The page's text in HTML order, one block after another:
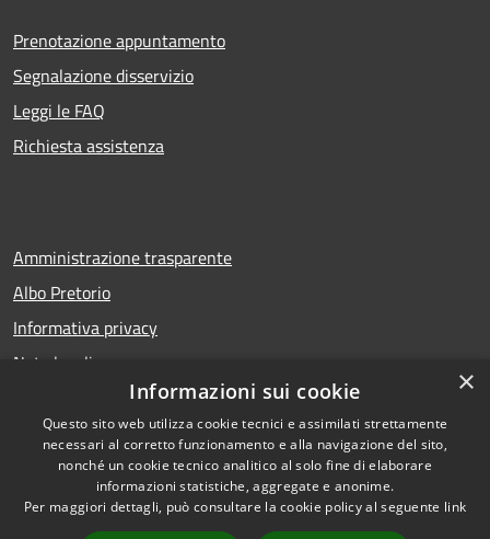
Prenotazione appuntamento
Segnalazione disservizio
Leggi le FAQ
Richiesta assistenza
Amministrazione trasparente
Albo Pretorio
Informativa privacy
Note legali
Dichiarazione di accessibilità
RSS
Accessibilità
Copyright © 2026 • Comune di
×
Informazioni sui cookie
Questo sito web utilizza cookie tecnici e assimilati strettamente
necessari al corretto funzionamento e alla navigazione del sito,
nonché un cookie tecnico analitico al solo fine di elaborare
informazioni statistiche, aggregate e anonime.
Per maggiori dettagli, può consultare la cookie policy al seguente link